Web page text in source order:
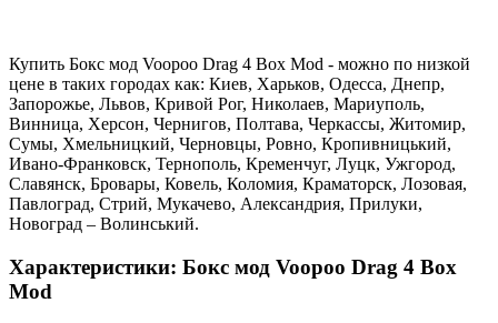
Купить Бокс мод Voopoo Drag 4 Box Mod - можно по низкой
цене в таких городах как: Киев, Харьков, Одесса, Днепр,
Запорожье, Львов, Кривой Рог, Николаев, Мариуполь,
Винница, Херсон, Чернигов, Полтава, Черкассы, Житомир,
Сумы, Хмельницкий, Черновцы, Ровно, Кропивницький,
Ивано-Франковск, Тернополь, Кременчуг, Луцк, Ужгород,
Славянск, Бровары, Ковель, Коломия, Краматорск, Лозовая,
Павлоград, Стрий, Мукачево, Александрия, Прилуки,
Новоград – Волинський.
Характеристики: Бокс мод Voopoo Drag 4 Box
Mod